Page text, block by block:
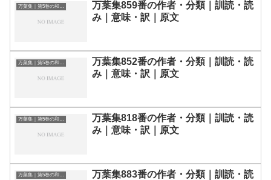
万葉集859番の作者・分類｜訓読・読
み｜意味・訳｜原文
万葉集｜第5巻の和歌一覧
万葉集852番の作者・分類｜訓読・読
み｜意味・訳｜原文
万葉集｜第5巻の和歌一覧
万葉集818番の作者・分類｜訓読・読
み｜意味・訳｜原文
万葉集｜第5巻の和歌一覧
万葉集883番の作者・分類｜訓読・読